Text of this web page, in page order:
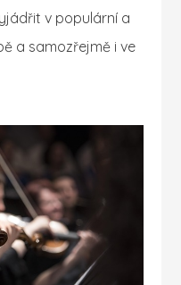
v populární a
a samozřejmě i ve